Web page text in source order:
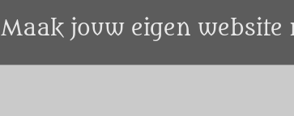
Maak jouw eigen website